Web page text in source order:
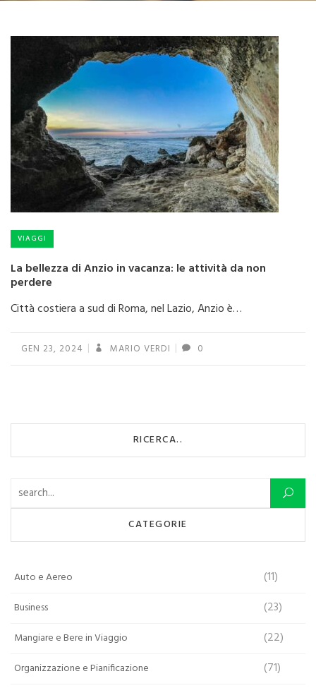
VIAGGI
La bellezza di Anzio in vacanza: le attività da non
perdere
Città costiera a sud di Roma, nel Lazio, Anzio è…
GEN 23, 2024 MARIO VERDI 0
RICERCA..
CATEGORIE
Auto e Aereo (11)
Business (23)
Mangiare e Bere in Viaggio (22)
Organizzazione e Pianificazione (71)